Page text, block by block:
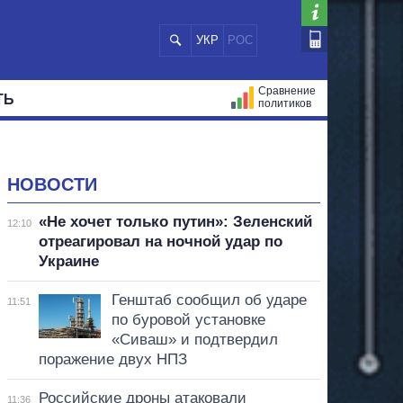
УКР РОС
Сравнение
политиков
НОВОСТИ
12:10
«Не хочет только путин»: Зеленский
отреагировал на ночной удар по
Украине
11:51
Генштаб сообщил об ударе
по буровой установке
«Сиваш» и подтвердил
поражение двух НПЗ
11:36
Российские дроны атаковали